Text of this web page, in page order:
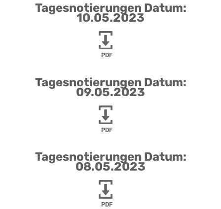
Tagesnotierungen Datum:
10.05.2023
PDF
Tagesnotierungen Datum:
09.05.2023
PDF
Tagesnotierungen Datum:
08.05.2023
PDF